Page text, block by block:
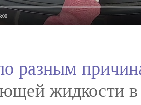
разным
жидкости в